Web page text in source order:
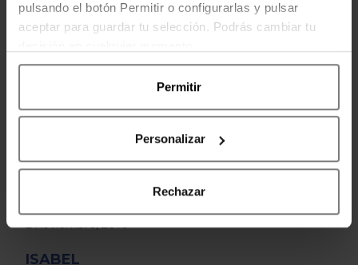
pulsando el botón Permitir o configurarlas y pulsar
aceptar para guardar tu selección. Podrás cambiar tu
Permitir
Personalizar
Rechazar
7 COMENTARIOS
2 noviembre, 2016
ISABEL